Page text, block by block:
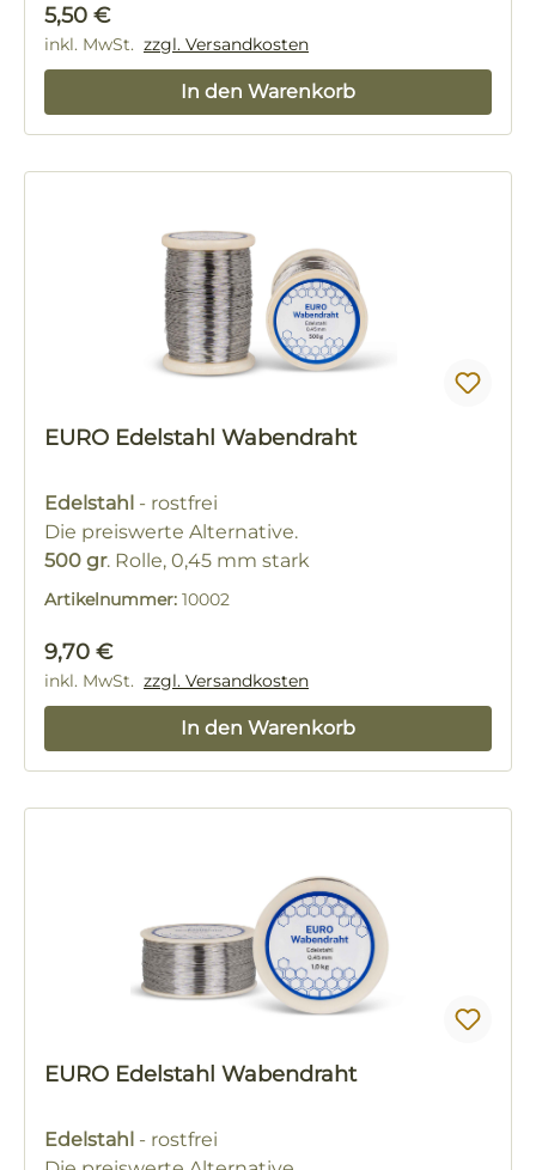
Regulärer Preis:
5,50 €
inkl. MwSt. zzgl. Versandkosten
In den Warenkorb
EURO Edelstahl Wabendraht
Edelstahl - rostfrei
Die preiswerte Alternative.
500 gr. Rolle, 0,45 mm stark
Artikelnummer: 10002
Regulärer Preis:
9,70 €
inkl. MwSt. zzgl. Versandkosten
In den Warenkorb
EURO Edelstahl Wabendraht
Edelstahl - rostfrei